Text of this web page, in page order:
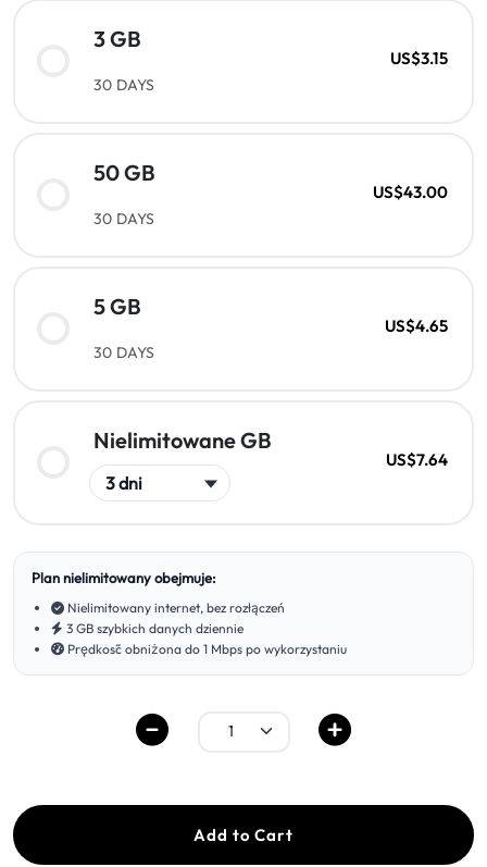
3 GB
30 DAYS
US$3.15
50 GB
30 DAYS
US$43.00
5 GB
30 DAYS
US$4.65
Nielimitowane GB
US$7.64
Plan nielimitowany obejmuje:
Nielimitowany internet, bez rozłączeń
3 GB szybkich danych dziennie
Prędkość obniżona do 1 Mbps po wykorzystaniu
Add to Cart